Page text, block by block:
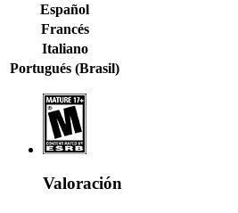
Español
Francés
Italiano
Portugués (Brasil)
Valoración